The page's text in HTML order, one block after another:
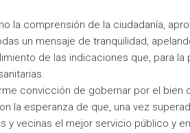
la comprensión de la ciudadanía,
un mensaje de tranquilidad,
de las indicaciones que, para
convicción de gobernar por el bien
la esperanza de que, una vez
y vecinas el mejor servicio público y